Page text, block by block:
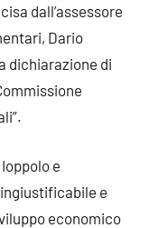
dall’assessore
Dario
dichiarazione di
e
e
economico